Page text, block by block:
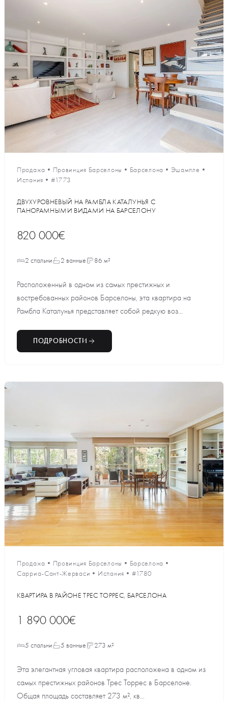
Продажа • Провинция Барселоны • Барселона • Эшампле •
Испания • #1773
ДВУХУРОВНЕВЫЙ НА РАМБЛА КАТАЛУНЬЯ С
ПАНОРАМНЫМИ ВИДАМИ НА БАРСЕЛОНУ
820 000€
2 спальни 2 ванные 86 м²
Расположенный в одном из самых престижных и
востребованных районов Барселоны, эта квартира на
Рамбла Каталунья представляет собой редкую воз...
ПОДРОБНОСТИ
Продажа • Провинция Барселоны • Барселона •
Сарриа-Сант-Жерваси • Испания • #1780
КВАРТИРА В РАЙОНЕ ТРЕС ТОРРЕС, БАРСЕЛОНА
1 890 000€
5 спальни 5 ванные 273 м²
Эта элегантная угловая квартира расположена в одном из
самых престижных районов Трес Торрес в Барселоне.
Общая площадь составляет 273 м², кв...